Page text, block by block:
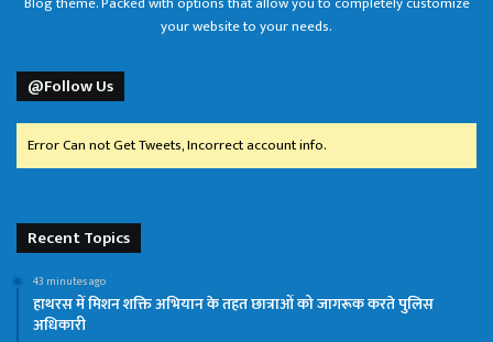
your website to your needs.
@Follow Us
Error Can not Get Tweets, Incorrect account info.
Recent Topics
43 minutes ago
हाथरस में मिशन शक्ति अभियान के तहत छात्राओं को जागरूक करते पुलिस
अधिकारी